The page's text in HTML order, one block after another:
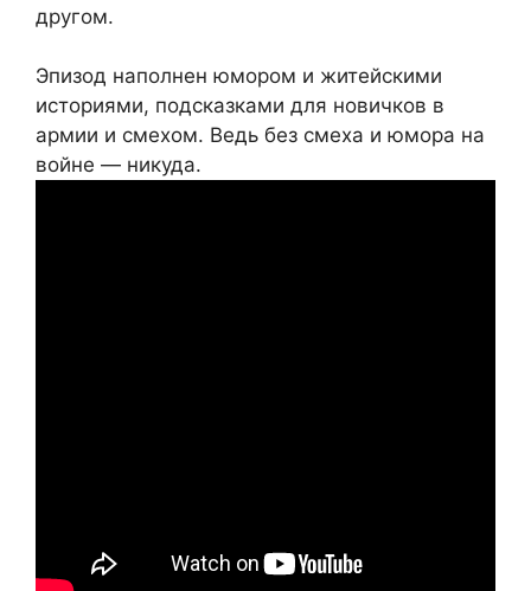
другом.
Эпизод наполнен юмором и житейскими
историями, подсказками для новичков в
армии и смехом. Ведь без смеха и юмора на
войне — никуда.